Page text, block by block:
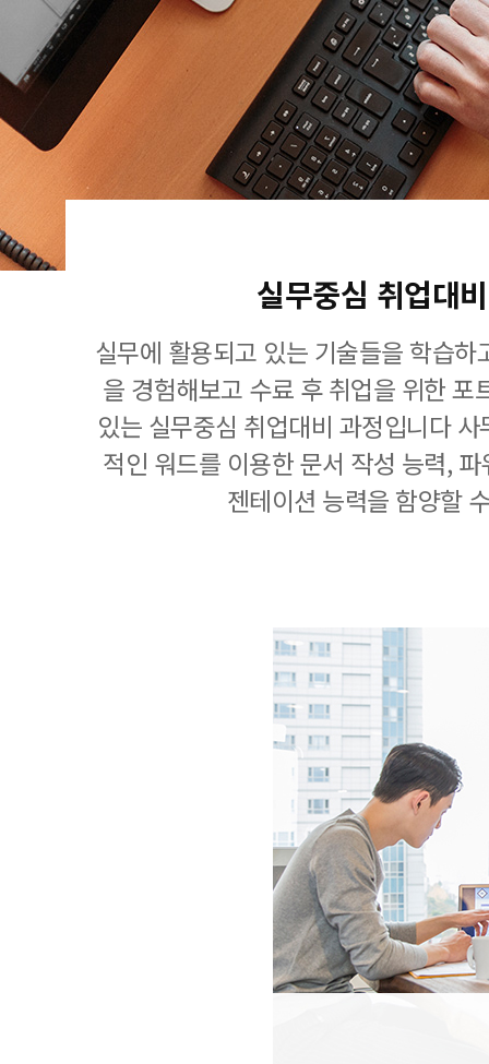
실무중심 취업대
실무에 활용되고 있는 기술들을 학습
을 경험해보고 수료 후 취업을 위한 포
있는 실무중심 취업대비 과정입니다
적인 워드를 이용한 문서 작성 능력,
젠테이션 능력을 함양할